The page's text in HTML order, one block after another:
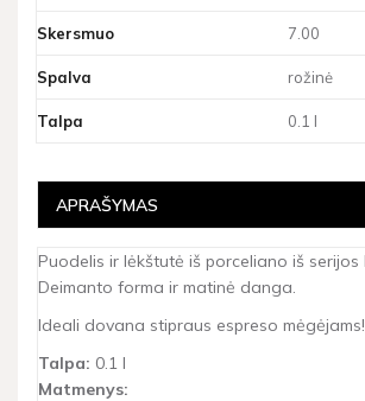
Skersmuo 7.00
Spalva rožinė
Talpa 0.1 l
APRAŠYMAS
Puodelis ir lėkštutė iš porceliano iš serijos
Deimanto forma ir matinė danga.
Ideali dovana stipraus espreso mėgėjams!
Talpa: 0.1 l
Matmenys: